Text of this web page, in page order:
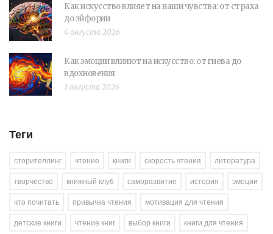
Как искусство влияет на наши чувства: от страха
до эйфории
4 августа 2026
Как эмоции влияют на искусство: от гнева до
вдохновения
3 августа 2026
Теги
сторителлинг чтение книги скорость чтения
литература
творчество
книжный клуб саморазвитие история
эмоции
что почитать
привычка чтения
мотивация для чтения
детские книги
чтение книг выбор книги
книги для чтения